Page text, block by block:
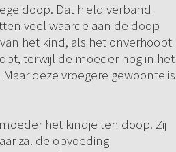
doop. Dat hield verband
veel waarde aan de doop
het kind, als het onverhoopt
terwijl de moeder nog in het
deze vroegere gewoonte is
het kindje ten doop. Zij
zal de opvoeding